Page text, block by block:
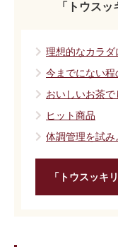
「トウス
理想的なカラ
今までにない程
おいしいお茶で
ヒット商品
体調管理を試
「トウスッキ